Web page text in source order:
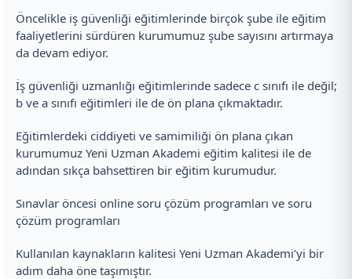
Öncelikle iş güvenliği eğitimlerinde birçok şube ile eğitim
faaliyetlerini sürdüren kurumumuz şube sayısını artırmaya
da devam ediyor.
İş güvenliği uzmanlığı eğitimlerinde sadece c sınıfı ile değil;
b ve a sınıfı eğitimleri ile de ön plana çıkmaktadır.
Eğitimlerdeki ciddiyeti ve samimiliği ön plana çıkan
kurumumuz Yeni Uzman Akademi eğitim kalitesi ile de
adından sıkça bahsettiren bir eğitim kurumudur.
Sınavlar öncesi online soru çözüm programları ve soru
çözüm programları
Kullanılan kaynakların kalitesi Yeni Uzman Akademi’yi bir
adım daha öne taşımıştır.